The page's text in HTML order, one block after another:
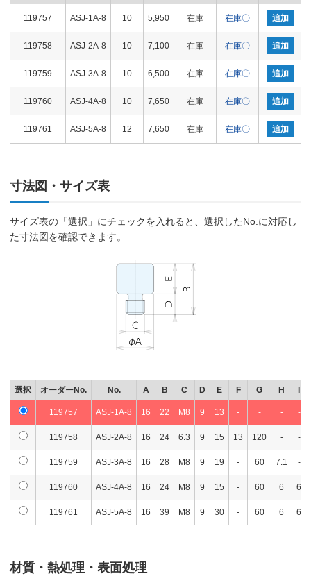
119757 ASJ-1A-8 10 5,950 在庫 在庫〇 追加
119758 ASJ-2A-8 10 7,100 在庫 在庫〇 追加
119759 ASJ-3A-8 10 6,500 在庫 在庫〇 追加
119760 ASJ-4A-8 10 7,650 在庫 在庫〇 追加
119761 ASJ-5A-8 12 7,650 在庫 在庫〇 追加
寸法図・サイズ表
サイズ表の「選択」にチェックを入れると、選択したNo.に対応し
た寸法図を確認できます。
選択 オーダーNo. No. A B C D E F G H
119757 ASJ-1A-8 16 22 M8 9 13 - - - -
119758 ASJ-2A-8 16 24 6.3 9 15 13 120 - -
119759 ASJ-3A-8 16 28 M8 9 19 - 60 7.1 -
119760 ASJ-4A-8 16 24 M8 9 15 - 60 6 6
119761 ASJ-5A-8 16 39 M8 9 30 - 60 6 6
材質・熱処理・表面処理